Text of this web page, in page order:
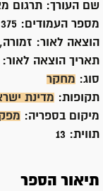
שם העורך: תרגום
מספר העמודים: 375
הוצאה לאור:
תאריך הוצאה לאור:
סוג: מחקר
תקופות: מדינת
מיקום בספריה:
תווית: 13
תיאור הספר